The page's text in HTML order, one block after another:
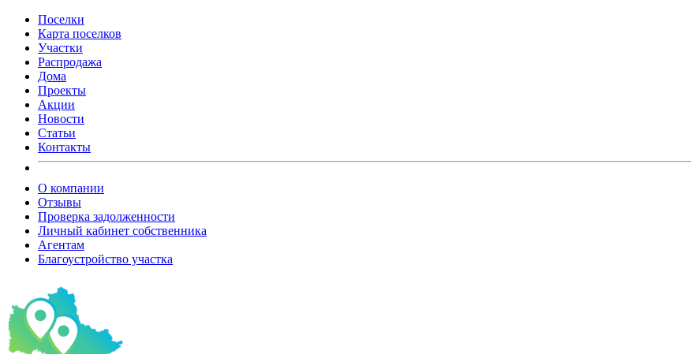
Поселки
Карта поселков
Участки
Распродажа
Дома
Проекты
Акции
Новости
Статьи
Контакты
О компании
Отзывы
Проверка задолженности
Личный кабинет собственника
Агентам
Благоустройство участка